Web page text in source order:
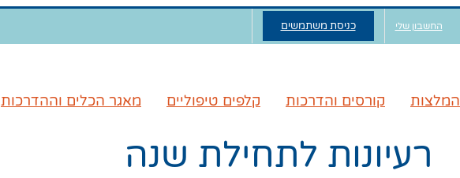
כניסת משתמשים החשבון שלי
מאגר הכלים וההדרכות קלפים טיפוליים קורסים והדרכות המלצות
רעיונות לתחילת שנה